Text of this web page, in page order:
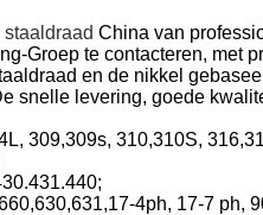
staaldraad China van
Groep te contacteren, met
en de nikkel
snelle levering, goede
309,309s, 310,310S,
4ph, 17-7 ph,